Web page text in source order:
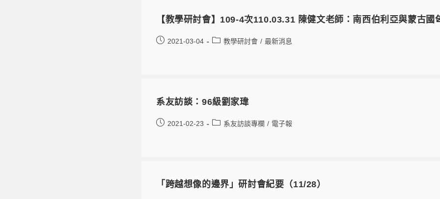
【教學研討會】109-4次110.03.31 陳健文老師：南西伯利亞與蒙古
2021-03-04 教學研討會 / 最新消息
系友訪談：96級劉家瑋
2021-02-23 系友訪談專欄 / 電子報
「跨越想像的邊界」研討會紀要（11/28）